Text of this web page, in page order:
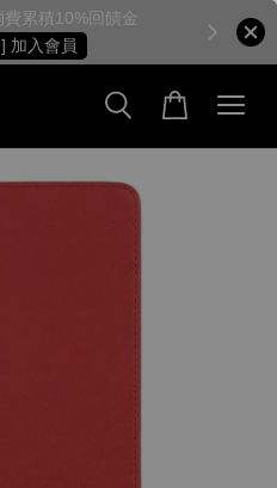
費累積10%回饋金
加入會員